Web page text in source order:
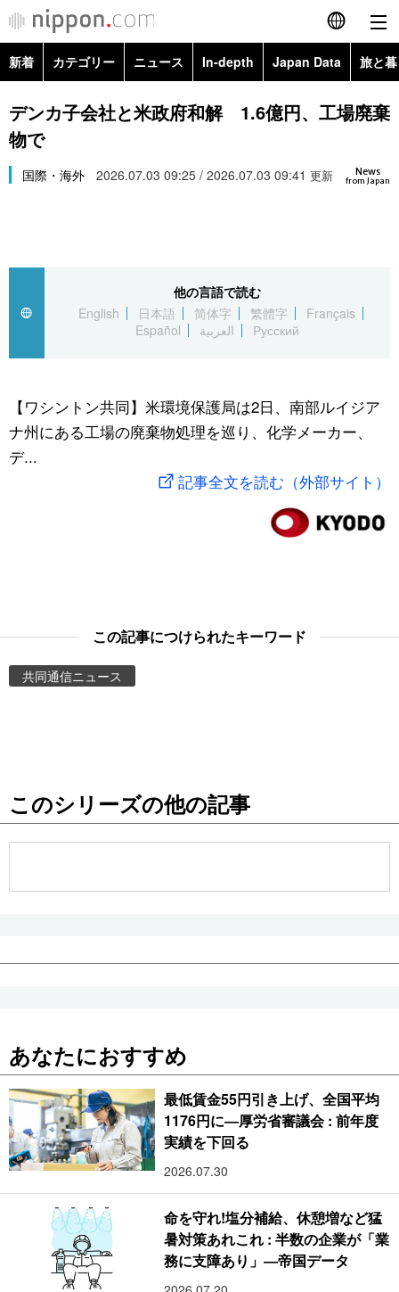
English
简体字
Русский
カテゴリー
経済・ビジネス
国際
文化
トップ
アーカイブ
In-depth
Japan Data
動画/Live
People
新着 カテゴリー ニュース In-depth Japan Data 旅と
政治・外交
経済・ビジネス
スポーツ・東京2020
Topics
デンカ子会社と米政府和解 1.6億円、工場廃棄
物で
News
from Japan
国際・海外 2026.07.03 09:25 / 2026.07.03 09:41 更新
他の言語で読む
English
日本語 简体字 繁體字
Français
Español
العربية Русский
【ワシントン共同】米環境保護局は2日、南部ルイジア
ナ州にある工場の廃棄物処理を巡り、化学メーカー、
デ...
記事全文を読む（外部サイト）
この記事につけられたキーワード
共同通信ニュース
このシリーズの他の記事
あなたにおすすめ
最低賃金55円引き上げ、全国平均
1176円に―厚労省審議会 : 前年度
実績を下回る
2026.07.30
命を守れ!塩分補給、休憩増など猛
暑対策あれこれ : 半数の企業が「業
務に支障あり」―帝国データ